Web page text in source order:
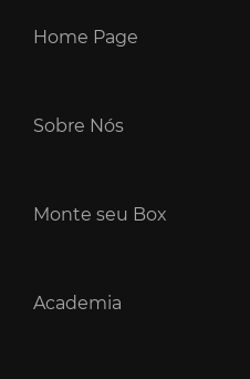
Home Page
Sobre Nós
Monte seu Box
Academia